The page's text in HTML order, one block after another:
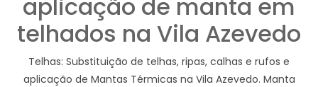
aplicação de manta em
telhados na Vila Azevedo
Telhas: Substituição de telhas, ripas, calhas e rufos e
aplicação de Mantas Térmicas na Vila Azevedo. Manta